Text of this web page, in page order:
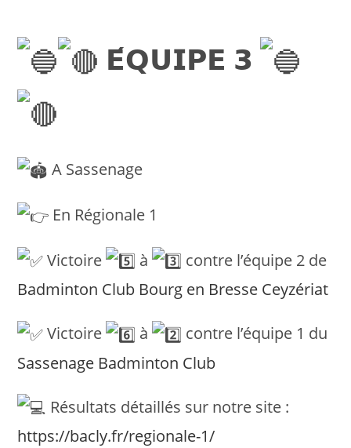
𝗘́𝗤𝗨𝗜𝗣𝗘 𝟯
A Sassenage
En Régionale 1
Victoire à
contre l’équipe 2 de
Badminton Club Bourg en Bresse Ceyzériat
Victoire à
contre l’équipe 1 du
Sassenage Badminton Club
Résultats détaillés sur notre site :
https://bacly.fr/regionale-1/